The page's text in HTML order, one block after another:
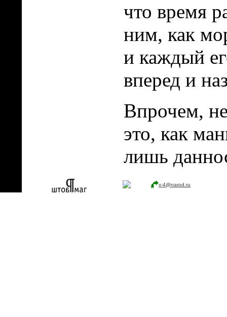
что время
ним, как
и каждый
вперед и
Впрочем,
это, как
лишь
x-4@narod.ru